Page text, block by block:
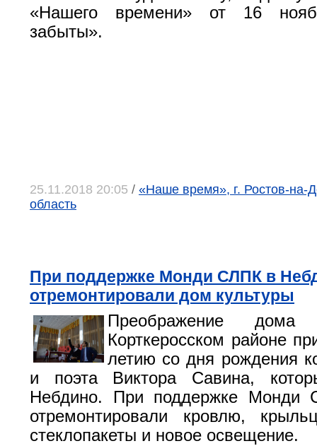
«Нашего времени» от 16
забыты».
25.11.2018 20:05 / «Наше время», г. Ростов-на-
область
При поддержке Монди СЛПК в
отремонтировали дом культуры
Преображение
Корткеросском районе
летию со дня рождения
и поэта Виктора Савина,
Небдино. При поддержке Монди
отремонтировали кровлю,
стеклопакеты и новое освещение.